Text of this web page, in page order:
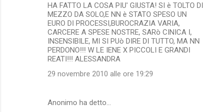
HA FATTO LA COSA PIU' GIUSTA! SI è TOLTO DI
MEZZO DA SOLO,E NN è STATO SPESO UN
EURO DI PROCESSI,BUROCRAZIA VARIA,
CARCERE A SPESE NOSTRE, SARò CINICA I,
INSENSIBILE, MI SI PUò DIRE DI TUTTO, MA NN
PERDONO!!! W LE IENE X PICCOLI E GRANDI
REATI!!! ALESSANDRA
29 novembre 2010 alle ore 19:29
Anonimo ha detto…